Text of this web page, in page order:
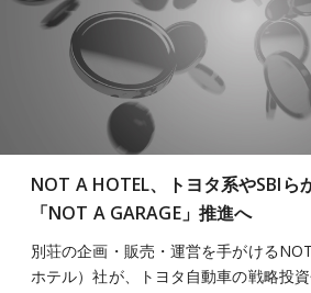
NOT A HOTEL、トヨタ系やSBIら
「NOT A GARAGE」推進へ
別荘の企画・販売・運営を手がける
ホテル）社が、トヨタ自動車の戦略投